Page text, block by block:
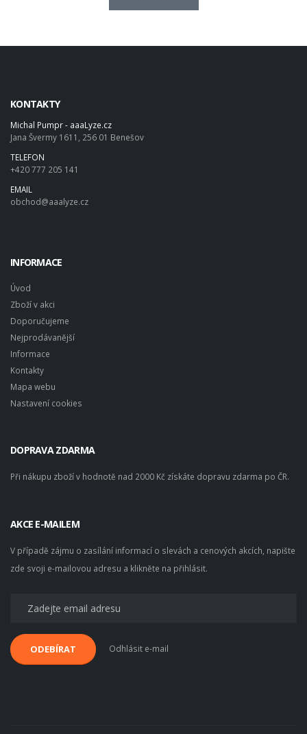
KONTAKTY
Michal Pumpr - aaaLyze.cz
Jana Švermy 1611, 256 01 Benešov
TELEFON
+420 777 205 141
EMAIL
obchod@aaalyze.cz
INFORMACE
Úvod
Zboží v akci
Doporučujeme
Nejprodávanější
Informace
Kontakty
Mapa webu
Nastavení cookies
DOPRAVA ZDARMA
Při nákupu zboží v hodnotě nad 2000 Kč získáte dopravu zdarma po ČR.
AKCE E-MAILEM
V případě zájmu o zasílání informací o slevách a cenových akcích, napište
zde svoji e-mailovou adresu a klikněte na přihlásit.
ODEBÍRAT Odhlásit e-mail